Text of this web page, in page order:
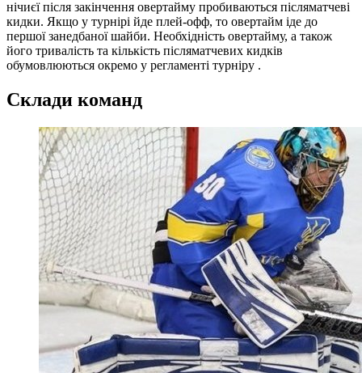
нічиєї після закінчення овертайму пробиваються післяматчеві
кидки. Якщо у турнірі йде плей-офф, то овертайм іде до
першої занедбаної шайби. Необхідність овертайму, а також
його тривалість та кількість післяматчевих кидків
обумовлюються окремо у регламенті турніру .
Склади команд